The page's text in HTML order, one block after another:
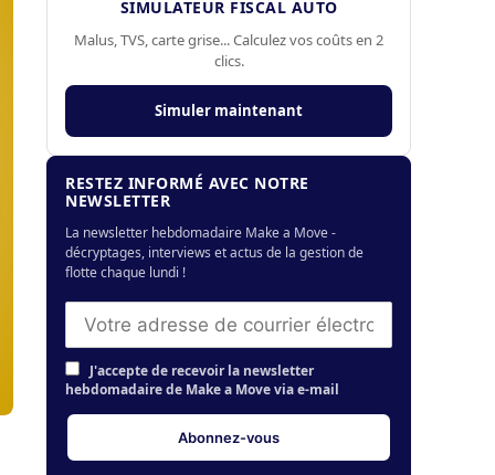
SIMULATEUR FISCAL AUTO
Malus, TVS, carte grise... Calculez vos coûts en 2
clics.
Simuler maintenant
RESTEZ INFORMÉ AVEC NOTRE
NEWSLETTER
La newsletter hebdomadaire Make a Move -
décryptages, interviews et actus de la gestion de
flotte chaque lundi !
J'accepte de recevoir la newsletter
hebdomadaire de Make a Move via e-mail